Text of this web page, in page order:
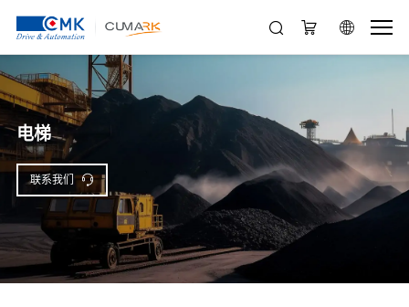
电梯
联系我们